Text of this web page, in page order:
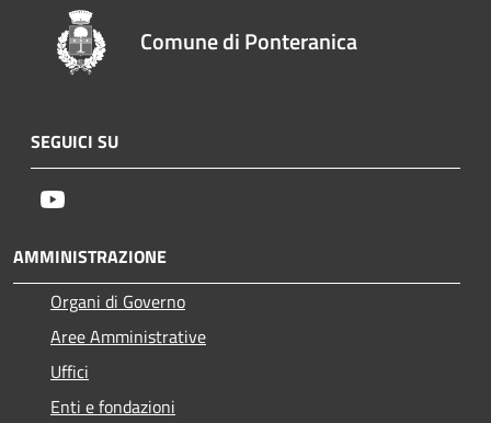
Comune di Ponteranica
SEGUICI SU
AMMINISTRAZIONE
Organi di Governo
Aree Amministrative
Uffici
Enti e fondazioni